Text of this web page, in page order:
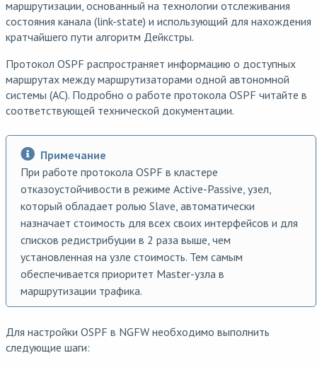
маршрутизации, основанный на технологии отслеживания
состояния канала (link-state) и использующий для нахождения
кратчайшего пути алгоритм Дейкстры.
Протокол OSPF распространяет информацию о доступных
маршрутах между маршрутизаторами одной автономной
системы (АС). Подробно о работе протокола OSPF читайте в
соответствующей технической документации.
Примечание
При работе протокола OSPF в кластере
отказоустойчивости в режиме Active-Passive, узел,
который обладает ролью Slave, автоматически
назначает стоимость для всех своих интерфейсов и для
списков редистрибуции в 2 раза выше, чем
установленная на узле стоимость. Тем самым
обеспечивается приоритет Master-узла в
маршрутизации трафика.
Для настройки OSPF в NGFW необходимо выполнить
следующие шаги: